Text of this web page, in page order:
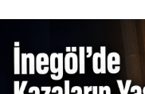
Sağlık